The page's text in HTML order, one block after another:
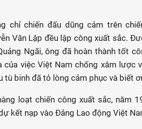
chỉ chiến đấu dũng cảm trên
Văn Lập đều lập công xuất sắc.
Ngãi, ông đã hoàn thành tốt
của việc Việt Nam chống xâm lược
tù binh đã tỏ lòng cảm phục và biết
loạt chiến công xuất sắc, năm
kết nạp vào Đảng Lao động Việt